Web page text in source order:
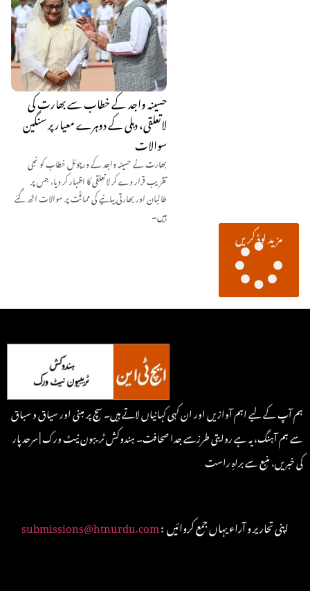
حسینہ واجد کے خطاب سے بھارت کی
لاتعلقی، دہلی کے دوہرے معیار پر سنگین
سوالات
بھارت نے حسینہ واجد کے ورچوئل خطاب کو نجی
تقریب قرار دے کر لاتعلقی کا اظہار کر دیا، جس پر
طالبان اور بھارتی بیانیے کی مماثؒت پر سوالات اٹھ گئے
ہیں۔
مزید لوڈ کریں
ہم آپ کے لیے اہم آوازیں اور ان کہی کہانیاں لاتے ہیں۔ سچ پر مبنی اور سیاق و سباق
سے ہم آہنگ، یہ ہے روایتی طرزسے جدا صحافت۔ ہندوکش ٹریبون نیٹ ورک | سرحد پار
کی خبریں، منبع سے براہِ راست
submissions@htnurdu.com : اپنی تحاریر و آراء یہاں جمع کروائیں